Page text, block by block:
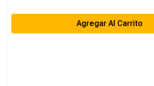
Agregar Al Carrito